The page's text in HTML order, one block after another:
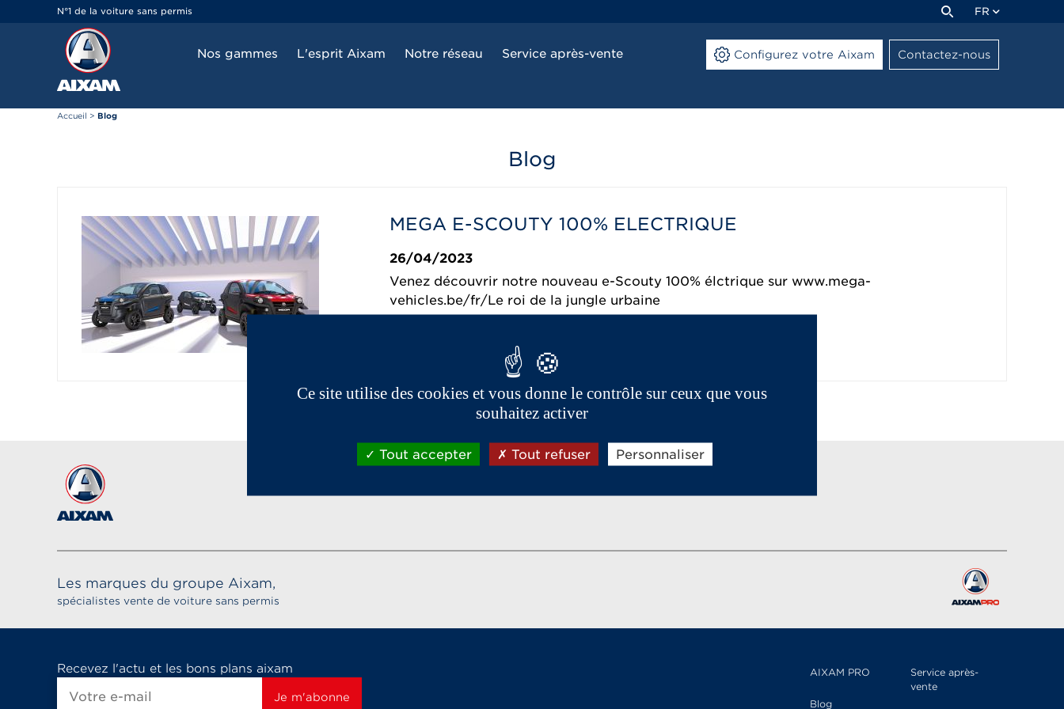
N°1 de la voiture sans permis FR
Nos gammes L'esprit Aixam Notre réseau Service après-vente Configurez votre Aixam Contactez-nous
Accueil > Blog
Blog
MEGA E-SCOUTY 100% ELECTRIQUE
26/04/2023
Venez découvrir notre nouveau e-Scouty 100% élctrique sur www.mega-
vehicles.be/fr/Le roi de la jungle urbaine
Les marques du groupe Aixam,
spécialistes vente de voiture sans permis
Recevez l'actu et les bons plans aixam AIXAM PRO
Service après-
vente
Blog
Panneau de gestion des cookies
Ce site utilise des cookies et vous donne le contrôle sur ceux que vous
souhaitez activer
Tout accepter Tout refuser Personnaliser